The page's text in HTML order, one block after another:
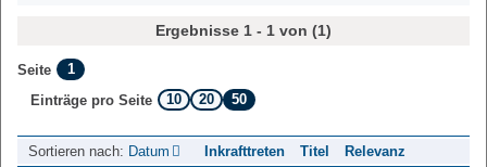
Ergebnisse 1 - 1 von (1)
Seite
1
Einträge pro Seite
10 20 50
Sortieren nach: Datum Inkrafttreten Titel Relevanz